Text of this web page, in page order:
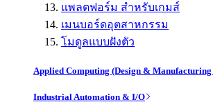
แพลตฟอร์ม สำหรับเกมส์
เมนบอร์ดอุตสาหกรรม
โมดูลแบบฝังตัว
Applied Computing (Design & Manufacturing
Industrial Automation & I/O